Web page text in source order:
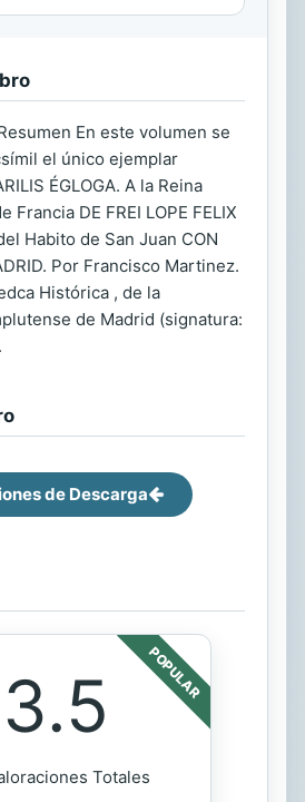
En este volumen se
el único ejemplar
ÉGLOGA. A la Reina
Francia DE FREI LOPE FELIX
Habito de San Juan CON
Por Francisco Martinez.
Histórica , de la
de Madrid (signatura:
de Descarga
POPULAR
3.5
Totales